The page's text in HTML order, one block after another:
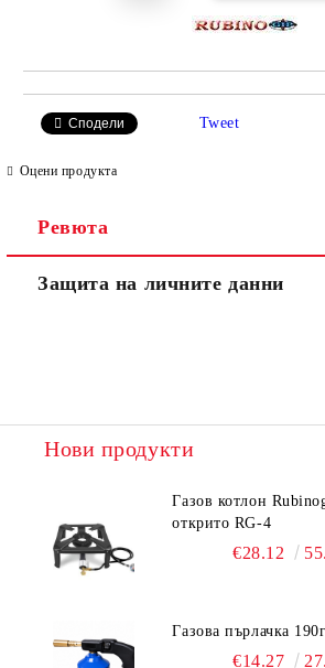
Сподели Tweet
Оцени продукта
Ревюта
Защита на личните данни
Нови продукти
Газов котлон
открито RG-4
€28.12
Газова пърлачка
€14.27